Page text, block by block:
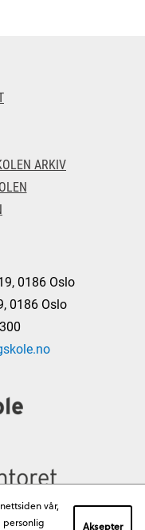
ARKIV
0186 Oslo
0186 Oslo
vår,
personlig
Aksepter